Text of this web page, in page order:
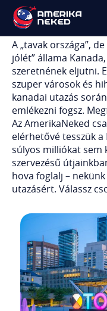
FŐOLDAL
UTAK
HÍRLEVÉL
BLOG
RÓLUNK
KÉPEK
Kanadai
A „tavak országa”,
jólét” állama
szeretnének eljutni.
szuper városok és
kanadai utazás
emlékezni fogsz.
Az AmerikaNeked
elérhetővé tesszük
súlyos milliókat sem
szervezésű
hova foglalj –
utazásért. Válassz